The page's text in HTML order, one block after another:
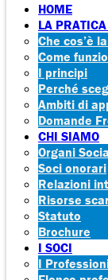
HOME
LA
Che cos’è
Come
I principi
Perché
Ambiti di
Domande
CHI SIAMO
Organi
Soci onorari
Relazioni
Risorse
Statuto
Brochure
I SOCI
I